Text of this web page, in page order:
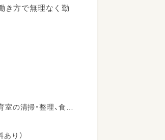
き方で無理なく勤
の清掃・整理、食事
環境の中で、子ど
日数や時間は相談
料あり）